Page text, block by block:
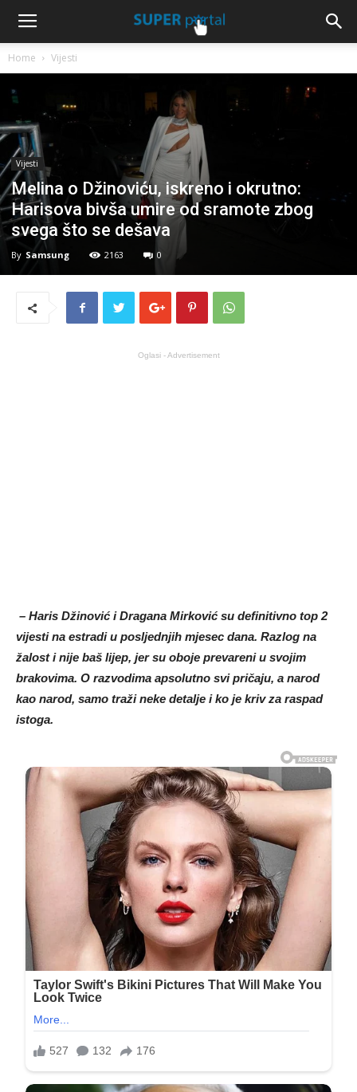
Home Vijesti
Vijesti
Melina o Džinoviću, iskreno i okrutno:
Harisova bivša umire od sramote zbog
svega što se dešava
By Samsung 2163 0
Oglasi - Advertisement
– Haris Džinović i Dragana Mirković su definitivno top 2
vijesti na estradi u posljednjih mjesec dana. Razlog na
žalost i nije baš lijep, jer su oboje prevareni u svojim
brakovima. O razvodima apsolutno svi pričaju, a narod
kao narod, samo traži neke detalje i ko je kriv za raspad
istoga.